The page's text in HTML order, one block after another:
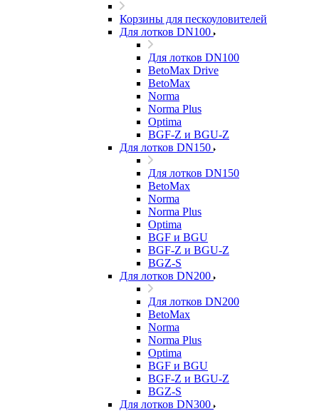
Корзины для пескоуловителей
Для лотков DN100
Для лотков DN100
BetoMax Drive
BetoMax
Norma
Norma Plus
Optima
BGF-Z и BGU-Z
Для лотков DN150
Для лотков DN150
BetoMax
Norma
Norma Plus
Optima
BGF и BGU
BGF-Z и BGU-Z
BGZ-S
Для лотков DN200
Для лотков DN200
BetoMax
Norma
Norma Plus
Optima
BGF и BGU
BGF-Z и BGU-Z
BGZ-S
Для лотков DN300